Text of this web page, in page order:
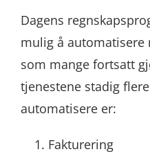
Dagens
mulig å automatisere
som mange fortsatt
tjenestene stadig
automatisere er:
Fakturering